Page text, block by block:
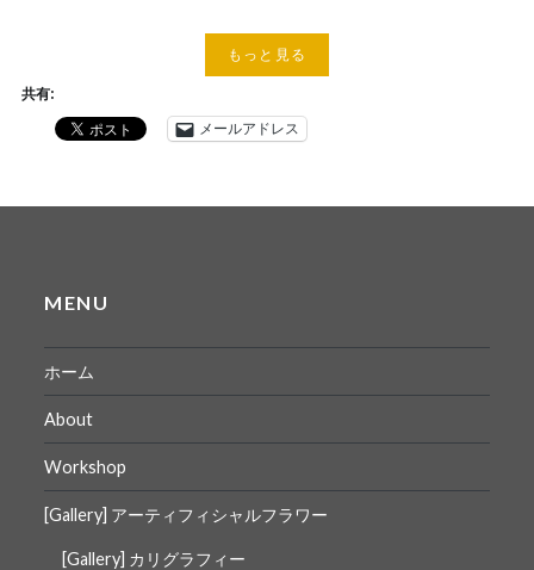
もっと見る
共有:
メールアドレス
MENU
ホーム
About
Workshop
[Gallery] アーティフィシャルフラワー
[Gallery] カリグラフィー